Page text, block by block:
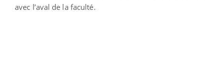
avec l’aval de la faculté.